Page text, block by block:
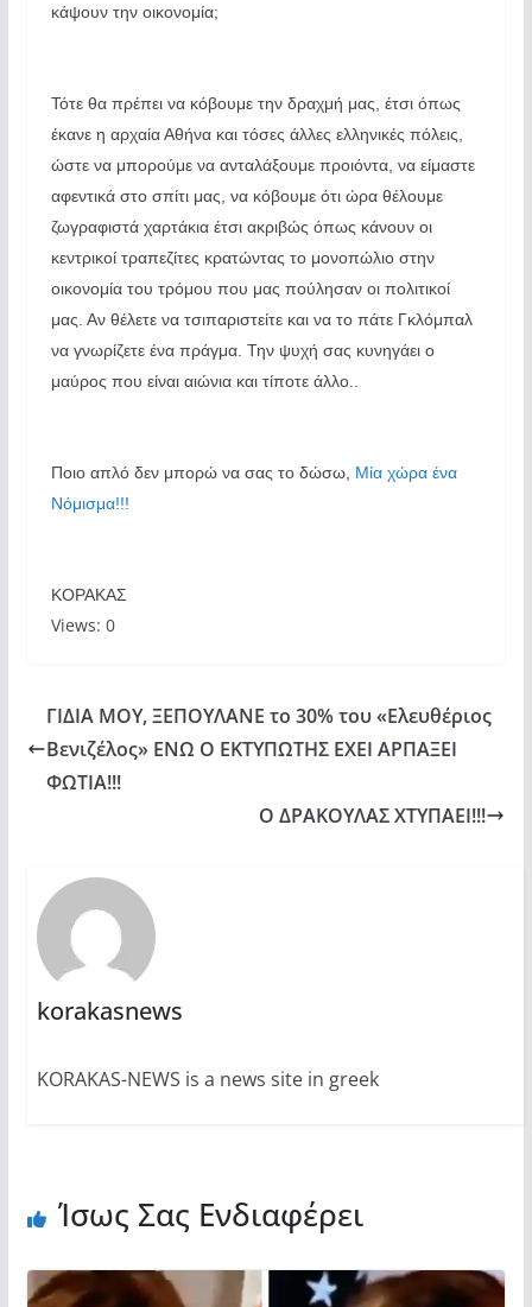
κάψουν την οικονομία;
Τότε θα πρέπει να κόβουμε την δραχμή μας, έτσι όπως
έκανε η αρχαία Αθήνα και τόσες άλλες ελληνικές πόλεις,
ώστε να μπορούμε να ανταλάξουμε προιόντα, να είμαστε
αφεντικά στο σπίτι μας, να κόβουμε ότι ώρα θέλουμε
ζωγραφιστά χαρτάκια έτσι ακριβώς όπως κάνουν οι
κεντρικοί τραπεζίτες κρατώντας το μονοπώλιο στην
οικονομία του τρόμου που μας πούλησαν οι πολιτικοί
μας. Αν θέλετε να τσιπαριστείτε και να το πάτε Γκλόμπαλ
να γνωρίζετε ένα πράγμα. Την ψυχή σας κυνηγάει ο
μαύρος που είναι αιώνια και τίποτε άλλο..
Ποιο απλό δεν μπορώ να σας το δώσω, Μία χώρα ένα
Νόμισμα!!!
ΚΟΡΑΚΑΣ
Views: 0
ΓΙΔΙΑ ΜΟΥ, ΞΕΠΟΥΛΑΝΕ το 30% του «Ελευθέριος
Βενιζέλος» ΕΝΩ Ο ΕΚΤΥΠΩΤΗΣ ΕΧΕΙ ΑΡΠΑΞΕΙ
ΦΩΤΙΑ!!!
Ο ΔΡΑΚΟΥΛΑΣ ΧΤΥΠΑΕΙ!!!
korakasnews
KORAKAS-NEWS is a news site in greek
Ίσως Σας Ενδιαφέρει